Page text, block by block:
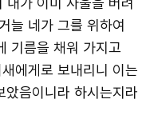
늘 네가 그를 위하여
기름을 채워 가지고
에게로 보내리니 이는
음이니라 하시는지라